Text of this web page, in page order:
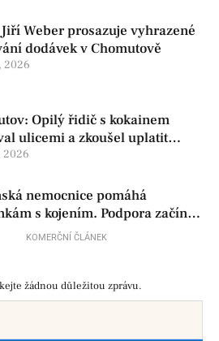
Weber prosazuje vyhrazené
dodávek v Chomutově
2026
Opilý řidič s kokainem
ulicemi a zkoušel uplatit
2026
nemocnice pomáhá
s kojením. Podpora začíná
porodem
KOMERČNÍ ČLÁNEK
žádnou důležitou zprávu.